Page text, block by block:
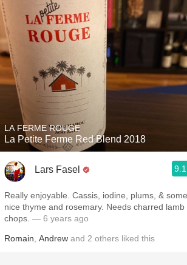
LA FERME ROUGE
La Petite Ferme Red Blend 2018
Lars Fasel 9.1
Really enjoyable. Cassis, iodine, plums, & some
nice thyme and rosemary. Needs charred lamb
chops. — 6 years ago
Romain Andrew and 2 others liked this